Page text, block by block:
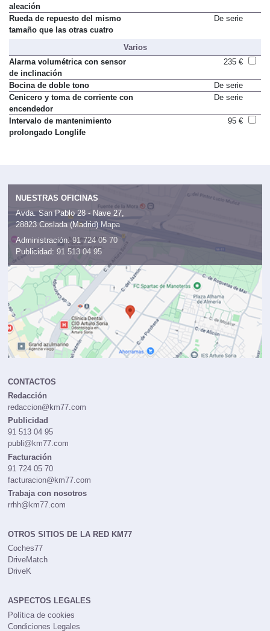
aleación
Rueda de repuesto del mismo
tamaño que las otras cuatro
De serie
Varios
Alarma volumétrica con sensor
de inclinación
235 €
Bocina de doble tono
De serie
Cenicero y toma de corriente con
encendedor
De serie
Intervalo de mantenimiento
prolongado Longlife
95 €
NUESTRAS OFICINAS
Avda. San Pablo 28 - Nave 27,
28823 Coslada (Madrid) Mapa
Administración: 91 724 05 70
Publicidad: 91 513 04 95
CONTACTOS
Redacción
redaccion@km77.com
Publicidad
91 513 04 95
publi@km77.com
Facturación
91 724 05 70
facturacion@km77.com
Trabaja con nosotros
rrhh@km77.com
OTROS SITIOS DE LA RED KM77
Coches77
DriveMatch
DriveK
ASPECTOS LEGALES
Política de cookies
Condiciones Legales